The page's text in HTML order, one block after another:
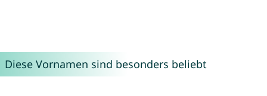
Diese Vornamen sind besonders beliebt